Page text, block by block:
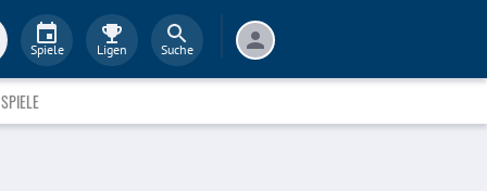
Spiele Ligen Suche
SPIELE